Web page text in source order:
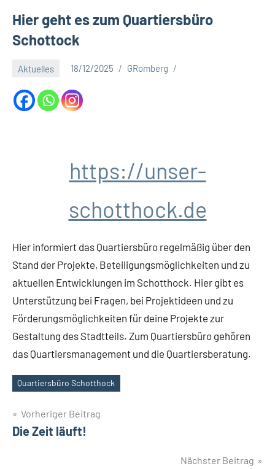
t
S
t
Hier geht es zum Quartiersbüro
Schottock
Aktuelles 18/12/2025 GRomberg
https://unser-
schotthock.de
Hier informiert das Quartiersbüro regelmäßig über den
Stand der Projekte, Beteiligungsmöglichkeiten und zu
aktuellen Entwicklungen im Schotthock. Hier gibt es
Unterstützung bei Fragen, bei Projektideen und zu
Förderungsmöglichkeiten für deine Projekte zur
Gestaltung des Stadtteils. Zum Quartiersbüro gehören
das Quartiersmanagement und die Quartiersberatung.
Schlagwörter
Quartiersbüro Schotthock
Beitragsnavigation
Vorheriger Beitrag
Die Zeit läuft!
Nächster Beitrag